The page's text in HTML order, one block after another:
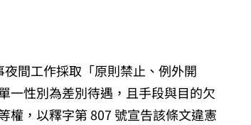
間工作採取「原則禁止、例外開
一性別為差別待遇，且手段與目的欠
權，以釋字第 807 號宣告該條文違憲